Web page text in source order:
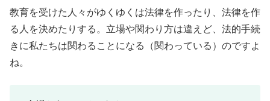
教育を受けた人々がゆくゆくは法律を作ったり、法律を作
る人を決めたりする。立場や関わり方は違えど、法的手続
きに私たちは関わることになる（関わっている）のですよ
ね。